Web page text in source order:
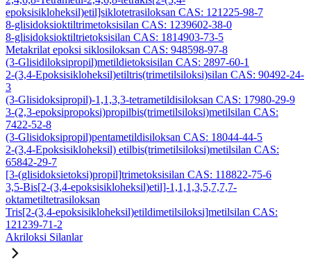
epoksisikloheksil)etil]siklotetrasiloksan CAS: 121225-98-7
8-glisidoksioktiltrimetoksisilan CAS: 1239602-38-0
8-glisidoksioktiltrietoksisilan CAS: 1814903-73-5
Metakrilat epoksi siklosiloksan CAS: 948598-97-8
(3-Glisidiloksipropil)metildietoksisilan CAS: 2897-60-1
2-(3,4-Epoksisikloheksil)etiltris(trimetilsiloksi)silan CAS: 90492-24-
3
(3-Glisidoksipropil)-1,1,3,3-tetrametildisiloksan CAS: 17980-29-9
3-(2,3-epoksipropoksi)propilbis(trimetilsiloksi)metilsilan CAS:
7422-52-8
(3-Glisidoksipropil)pentametildisiloksan CAS: 18044-44-5
2-(3,4-Epoksisikloheksil) etilbis(trimetilsiloksi)metilsilan CAS:
65842-29-7
[3-(glisidoksietoksi)propil]trimetoksisilan CAS: 118822-75-6
3,5-Bis[2-(3,4-epoksisikloheksil)etil]-1,1,1,3,5,7,7,7-
oktametiltetrasiloksan
Tris[2-(3,4-epoksisikloheksil)etildimetilsiloksi]metilsilan CAS:
121239-71-2
Akriloksi Silanlar